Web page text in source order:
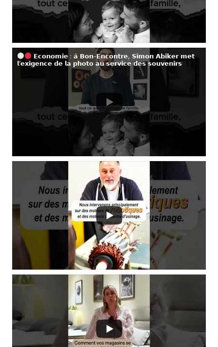
𝗘𝗰𝗼𝗻𝗼𝗺𝗶𝗲 : 𝗮̀ 𝗕𝗼𝗻-𝗘𝗻𝗰𝗼𝗻𝘁𝗿𝗲, 𝗦𝗶𝗺𝗼𝗻 𝗔𝗯𝗶𝗸𝗲𝗿 𝗺𝗲𝘁
𝗹’𝗲𝘅𝗶𝗴𝗲𝗻𝗰𝗲 𝗱𝗲 𝗹𝗮 𝗽𝗵𝗼𝘁𝗼 𝗮𝘂 𝘀𝗲𝗿𝘃𝗶𝗰𝗲 𝗱𝗲𝘀 𝘀𝗼𝘂𝘃𝗲𝗻𝗶𝗿𝘀